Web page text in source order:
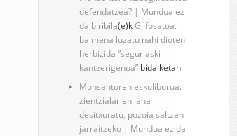
defendatzea? | Mundua ez
da biribila(e)kGlifosatoa,
baimena luzatu nahi dioten
herbizida “segur aski
kantzerigenoa” bidalketan
Monsantoren eskuliburua:
zientzialarien lana
desitxuratu, pozoia saltzen
jarraitzeko | Mundua ez da